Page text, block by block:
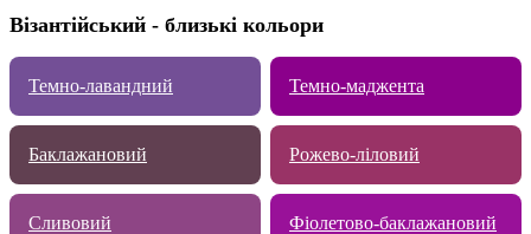
Візантійський - близькі кольори
Темно-лавандний Темно-маджента
Баклажановий Рожево-ліловий
Сливовий Фіолетово-баклажановий